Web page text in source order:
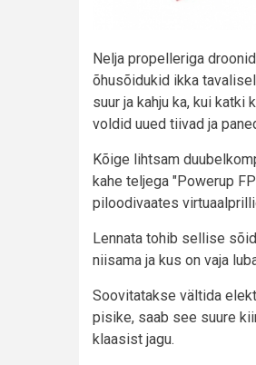
Nelja propelleriga
õhusõidukid ikka
suur ja kahju ka, kui katki
voldid uued tiivad ja
Kõige lihtsam
kahe teljega "Powerup
piloodivaates
Lennata tohib sellise
niisama ja kus on vaja
Soovitatakse vältida
pisike, saab see suure
klaasist jagu.